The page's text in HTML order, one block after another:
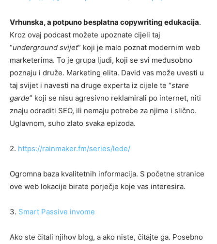
Vrhunska, a potpuno besplatna copywriting edukacija.
Kroz ovaj podcast možete upoznate cijeli taj
“underground svijet” koji je malo poznat modernim web
marketerima. To je grupa ljudi, koji se svi međusobno
poznaju i druže. Marketing elita. David vas može uvesti u
taj svijet i navesti na druge experta iz cijele te “stare
garde” koji se nisu agresivno reklamirali po internet, niti
znaju odraditi SEO, ili nemaju potrebe za njime i slično.
Uglavnom, suho zlato svaka epizoda.
2. https://rainmaker.fm/series/lede/
Ogromna baza kvalitetnih informacija. S početne stranice
ove web lokacije birate porječje koje vas interesira.
3. Smart Passive invome
Ako ste čitali njihov blog, a ako niste, čitajte ga. Posebno